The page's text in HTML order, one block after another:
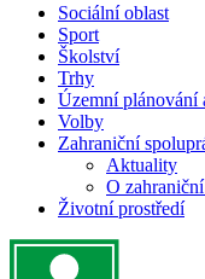
Sociální oblast
Sport
Školství
Trhy
Územní plánování
Volby
Zahraniční
Aktuality
O
Životní prostředí